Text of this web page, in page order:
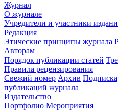
Журнал
О журнале
Учредители и участники
Редакция
Этические принципы журнала
Авторам
Порядок публикации статей
Правила рецензирования
Свежий номер Архив Подписка
публикаций журнала
Издательство
Портфолио Мероприятия